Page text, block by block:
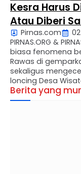
Kesra Harus
Atau Diberi
Hoax
Pirnas.com
PIRNAS.ORG &
biasa fenomena
Rawas di
sekaligus
loncing Desa
Srimulyo banyak
terkhusus akun
Berita yang